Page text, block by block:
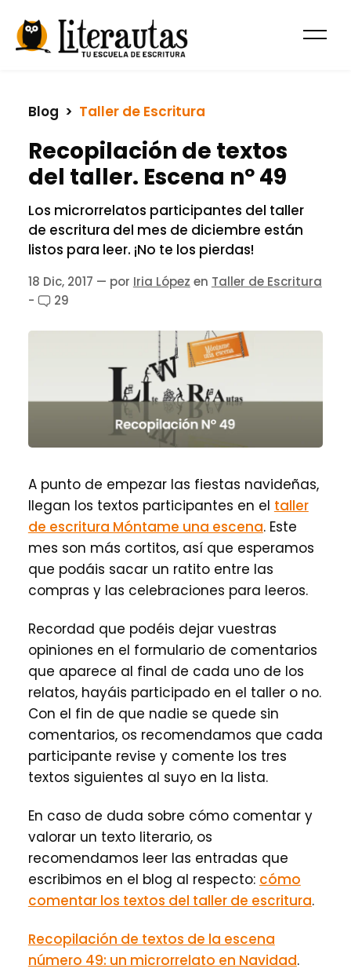
Blog
  >
Taller de Escritura
Recopilación de textos
del taller. Escena nº 49
Los microrrelatos participantes del taller
de escritura del mes de diciembre están
listos para leer. ¡No te los pierdas!
18 Dic, 2017 — por Iria López en Taller de Escritura
-
29
A punto de empezar las fiestas navideñas,
llegan los textos participantes en el taller
de escritura Móntame una escena. Este
mes son más cortitos, así que esperamos
que podáis sacar un ratito entre las
compras y las celebraciones para leeros.
Recordad que podéis dejar vuestras
opiniones en el formulario de comentarios
que aparece al final de cada uno de los
relatos, hayáis participado en el taller o no.
Con el fin de que nadie se quede sin
comentarios, os recomendamos que cada
participante revise y comente los tres
textos siguientes al suyo en la lista.
En caso de duda sobre cómo comentar y
valorar un texto literario, os
recomendamos leer las entradas que
escribimos en el blog al respecto: cómo
comentar los textos del taller de escritura.
Recopilación de textos de la escena
número 49: un microrrelato en Navidad.